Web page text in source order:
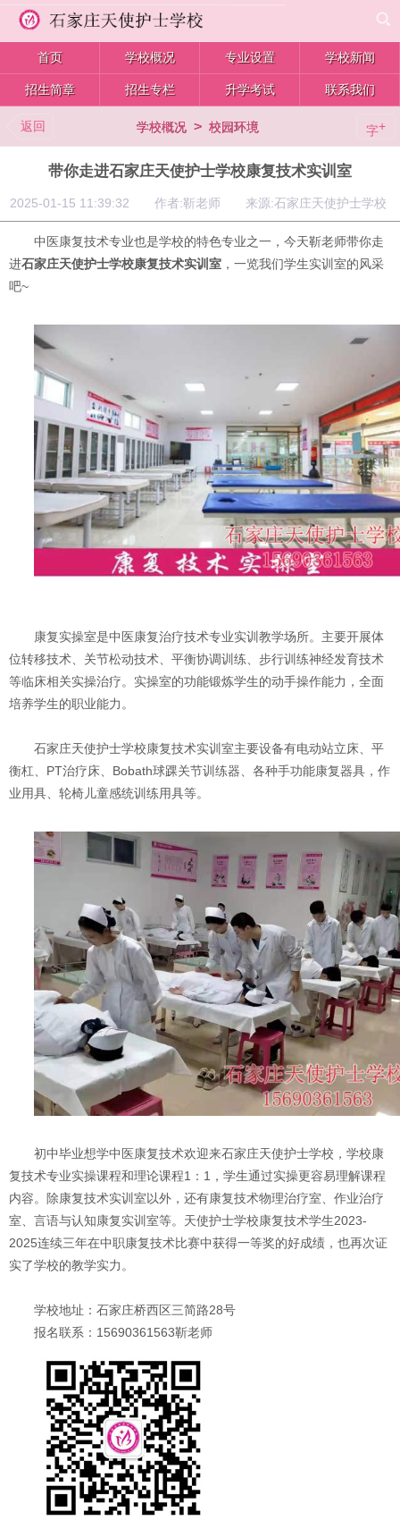
首页 学校概况 专业设置 学校新闻
招生简章 招生专栏 升学考试 联系我们
返回 学校概况 > 校园环境 字+
带你走进石家庄天使护士学校康复技术实训室
2025-01-15 11:39:32 作者:靳老师 来源:石家庄天使护士学校
中医康复技术专业也是学校的特色专业之一，今天靳老师带你走
进石家庄天使护士学校康复技术实训室 ，一览我们学生实训室的风采
吧~
康复实操室是中医康复治疗技术专业实训教学场所。主要开展体
位转移技术、关节松动技术、平衡协调训练、步行训练神经发育技术
等临床相关实操治疗。实操室的功能锻炼学生的动手操作能力，全面
培养学生的职业能力。
石家庄天使护士学校康复技术实训室主要设备有电动站立床、平
衡杠、PT治疗床、Bobath球踝关节训练器、各种手功能康复器具，作
业用具、轮椅儿童感统训练用具等。
初中毕业想学中医康复技术欢迎来石家庄天使护士学校，学校康
复技术专业实操课程和理论课程1：1，学生通过实操更容易理解课程
内容。除康复技术实训室以外，还有康复技术物理治疗室、作业治疗
室、言语与认知康复实训室等。天使护士学校康复技术学生2023-
2025连续三年在中职康复技术比赛中获得一等奖的好成绩，也再次证
实了学校的教学实力。
学校地址：石家庄桥西区三简路28号
报名联系：15690361563靳老师